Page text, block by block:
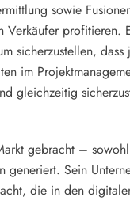
sowie
Verkäufer profitieren.
sicherzustellen, dass
im
gleichzeitig
gebracht –
Sein
die in den